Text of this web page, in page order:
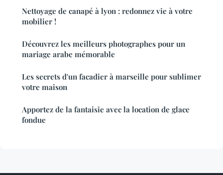
Nettoyage de canapé à lyon : redonnez vie à votre
mobilier !
Découvrez les meilleurs photographes pour un
mariage arabe mémorable
Les secrets d'un facadier à marseille pour sublimer
votre maison
Apportez de la fantaisie avec la location de glace
fondue